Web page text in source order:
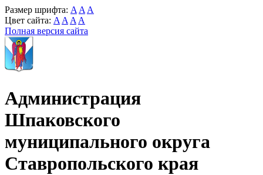
Размер шрифта: A A A
Цвет сайта: A A A A
Полная версия сайта
Администрация
Шпаковского
муниципального округа
Ставропольского края